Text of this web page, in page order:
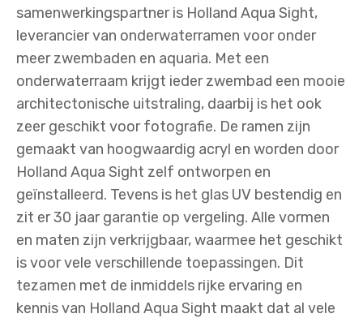
samenwerkingspartner is Holland Aqua Sight,
leverancier van onderwaterramen voor onder
meer zwembaden en aquaria. Met een
onderwaterraam krijgt ieder zwembad een mooie
architectonische uitstraling, daarbij is het ook
zeer geschikt voor fotografie. De ramen zijn
gemaakt van hoogwaardig acryl en worden door
Holland Aqua Sight zelf ontworpen en
geïnstalleerd. Tevens is het glas UV bestendig en
zit er 30 jaar garantie op vergeling. Alle vormen
en maten zijn verkrijgbaar, waarmee het geschikt
is voor vele verschillende toepassingen. Dit
tezamen met de inmiddels rijke ervaring en
kennis van Holland Aqua Sight maakt dat al vele